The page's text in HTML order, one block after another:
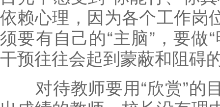
依赖心理，因为各个工作岗
须要有自己的“主脑”，要做
干预往往会起到蒙蔽和阻碍
对待教师要用“欣赏”的